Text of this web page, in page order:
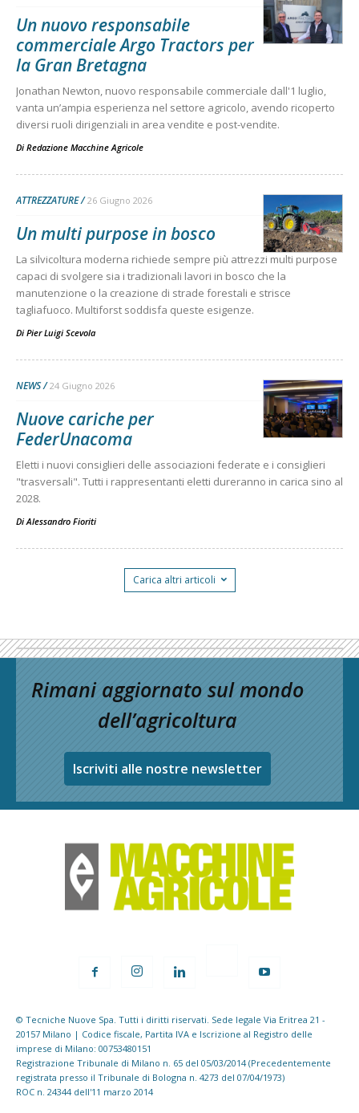
Un nuovo responsabile
commerciale Argo Tractors per
la Gran Bretagna
Jonathan Newton, nuovo responsabile commerciale dall'1 luglio,
vanta un’ampia esperienza nel settore agricolo, avendo ricoperto
diversi ruoli dirigenziali in area vendite e post-vendite.
Di Redazione Macchine Agricole
ATTREZZATURE 26 Giugno 2026
Un multi purpose in bosco
La silvicoltura moderna richiede sempre più attrezzi multi purpose
capaci di svolgere sia i tradizionali lavori in bosco che la
manutenzione o la creazione di strade forestali e strisce
tagliafuoco. Multiforst soddisfa queste esigenze.
Di Pier Luigi Scevola
NEWS 24 Giugno 2026
Nuove cariche per
FederUnacoma
Eletti i nuovi consiglieri delle associazioni federate e i consiglieri
"trasversali". Tutti i rappresentanti eletti dureranno in carica sino al
2028.
Di Alessandro Fioriti
Carica altri articoli
Rimani aggiornato sul mondo
dell’agricoltura
Iscriviti alle nostre newsletter
© Tecniche Nuove Spa. Tutti i diritti riservati. Sede legale Via Eritrea 21 -
20157 Milano | Codice fiscale, Partita IVA e Iscrizione al Registro delle
imprese di Milano: 00753480151
Registrazione Tribunale di Milano n. 65 del 05/03/2014 (Precedentemente
registrata presso il Tribunale di Bologna n. 4273 del 07/04/1973)
ROC n. 24344 dell'11 marzo 2014